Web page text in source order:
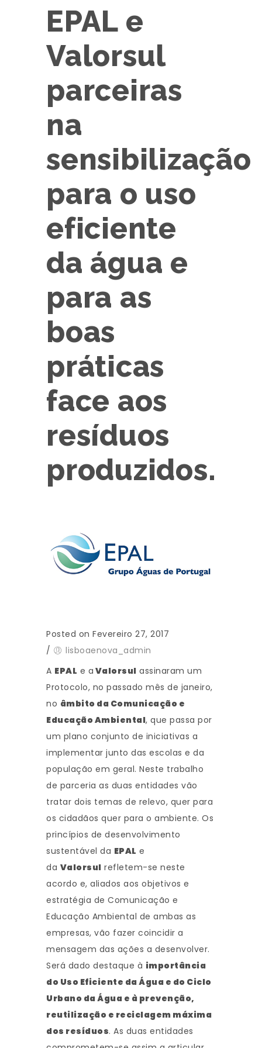
EPAL e
Valorsul
parceiras
na
sensibilização
para o uso
eficiente
da água e
para as
boas
práticas
face aos
resíduos
produzidos.
Posted on Fevereiro 27, 2017
/
lisboaenova_admin
A EPAL e a Valorsul assinaram um
Protocolo, no passado mês de janeiro,
no âmbito da Comunicação e
Educação Ambiental, que passa por
um plano conjunto de iniciativas a
implementar junto das escolas e da
população em geral. Neste trabalho
de parceria as duas entidades vão
tratar dois temas de relevo, quer para
os cidadãos quer para o ambiente. Os
princípios de desenvolvimento
sustentável da EPAL e
da Valorsul refletem-se neste
acordo e, aliados aos objetivos e
estratégia de Comunicação e
Educação Ambiental de ambas as
empresas, vão fazer coincidir a
mensagem das ações a desenvolver.
Será dado destaque à importância
do Uso Eficiente da Água e do Ciclo
Urbano da Água e à prevenção,
reutilização e reciclagem máxima
dos resíduos. As duas entidades